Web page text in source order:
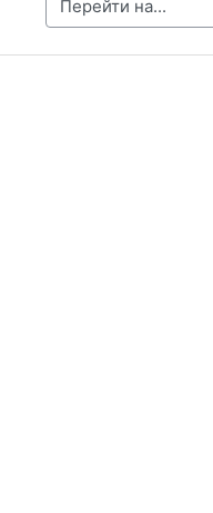
Перейти на...